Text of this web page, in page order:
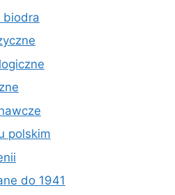
biodra
polskim
do 1941